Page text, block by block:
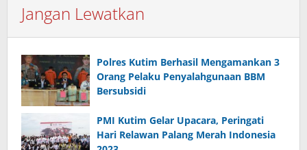
Jangan Lewatkan
Polres Kutim Berhasil Mengamankan 3
Orang Pelaku Penyalahgunaan BBM
Bersubsidi
PMI Kutim Gelar Upacara, Peringati
Hari Relawan Palang Merah Indonesia